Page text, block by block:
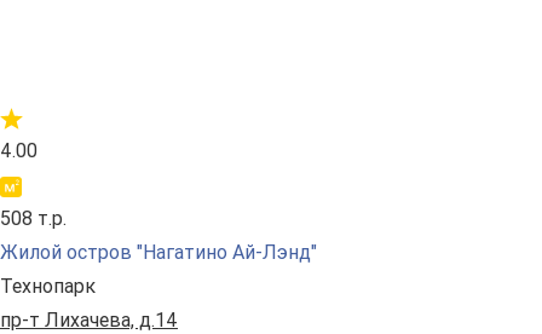
4.00
508 т.р.
Жилой остров "Нагатино Ай-Лэнд"
Технопарк
пр-т Лихачева, д.14